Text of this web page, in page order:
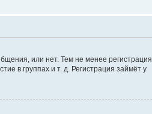
или нет. Тем не менее регистрация
в группах и т. д. Регистрация займёт у